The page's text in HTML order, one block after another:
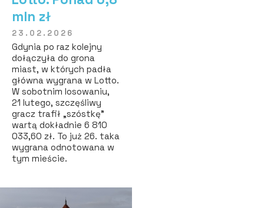
mln zł
23.02.2026
Gdynia po raz kolejny
dołączyła do grona
miast, w których padła
główna wygrana w Lotto.
W sobotnim losowaniu,
21 lutego, szczęśliwy
gracz trafił „szóstkę”
wartą dokładnie 6 810
033,60 zł. To już 26. taka
wygrana odnotowana w
tym mieście.